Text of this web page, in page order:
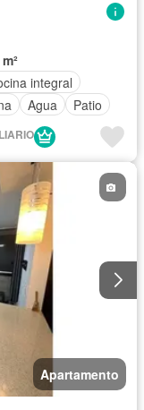
integral
Agua Patio
Apartamento